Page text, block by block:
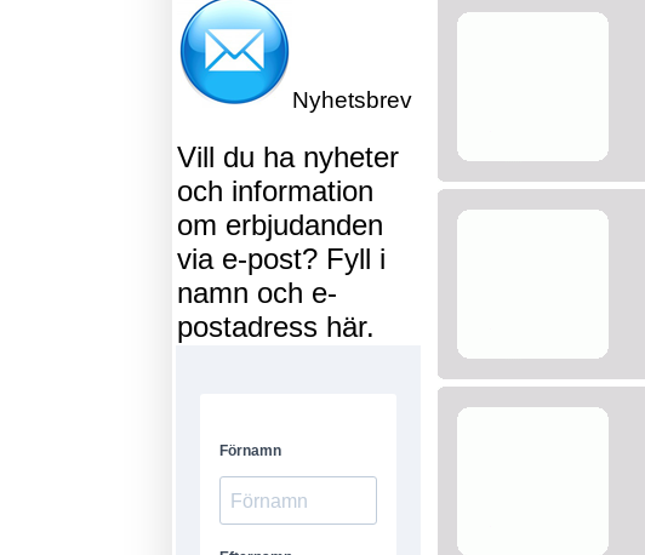
Nyhetsbrev
Vill du ha nyheter
och information
om erbjudanden
via e-post? Fyll i
namn och e-
postadress här.